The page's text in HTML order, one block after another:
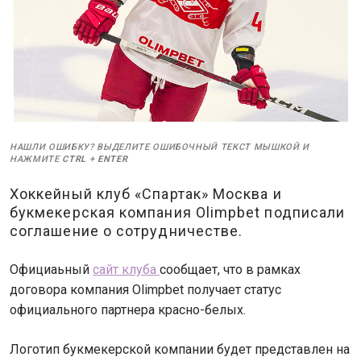
НАШЛИ ОШИБКУ? ВЫДЕЛИТЕ ОШИБОЧНЫЙ ТЕКСТ МЫШКОЙ И
НАЖМИТЕ CTRL + ENTER
Хоккейный клуб «Спартак» Москва и
букмекерская компания Olimpbet подписали
соглашение о сотрудничестве.
Официаьный сайт клуба сообщает, что в рамках
договора компания Olimpbet получает статус
официального партнера красно-белых.
Логотип букмекерской компании будет представлен на